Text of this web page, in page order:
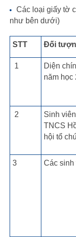
Các loại giấy tờ
như bên dưới)
STT Đối
1
Diện
năm học
2
Sinh
TNCS
hội tổ
3 Các sinh